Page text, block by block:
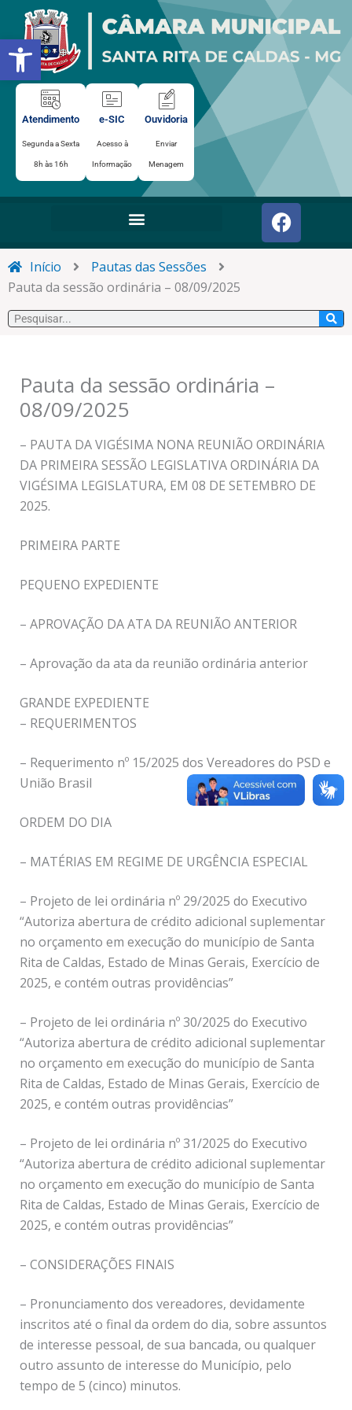
Abrir a barra de ferramentas
para
conteúdo
Atendimento
Segunda a Sexta
8h às 16h
e-SIC
Acesso à
Informação
Ouvidoria
Enviar
Menagem
F
a
c
o
o
Início
Pautas das Sessões
Pauta da sessão ordinária – 08/09/2025
Pesquisar
Pauta da sessão ordinária –
08/09/2025
– PAUTA DA VIGÉSIMA NONA REUNIÃO ORDINÁRIA
DA PRIMEIRA SESSÃO LEGISLATIVA ORDINÁRIA DA
VIGÉSIMA LEGISLATURA, EM 08 DE SETEMBRO DE
2025.
PRIMEIRA PARTE
PEQUENO EXPEDIENTE
– APROVAÇÃO DA ATA DA REUNIÃO ANTERIOR
– Aprovação da ata da reunião ordinária anterior
GRANDE EXPEDIENTE
– REQUERIMENTOS
– Requerimento nº 15/2025 dos Vereadores do PSD e
União Brasil
ORDEM DO DIA
– MATÉRIAS EM REGIME DE URGÊNCIA ESPECIAL
– Projeto de lei ordinária nº 29/2025 do Executivo
“Autoriza abertura de crédito adicional suplementar
no orçamento em execução do município de Santa
Rita de Caldas, Estado de Minas Gerais, Exercício de
2025, e contém outras providências”
– Projeto de lei ordinária nº 30/2025 do Executivo
“Autoriza abertura de crédito adicional suplementar
no orçamento em execução do município de Santa
Rita de Caldas, Estado de Minas Gerais, Exercício de
2025, e contém outras providências”
– Projeto de lei ordinária nº 31/2025 do Executivo
“Autoriza abertura de crédito adicional suplementar
no orçamento em execução do município de Santa
Rita de Caldas, Estado de Minas Gerais, Exercício de
2025, e contém outras providências”
– CONSIDERAÇÕES FINAIS
– Pronunciamento dos vereadores, devidamente
inscritos até o final da ordem do dia, sobre assuntos
de interesse pessoal, de sua bancada, ou qualquer
outro assunto de interesse do Município, pelo
tempo de 5 (cinco) minutos.